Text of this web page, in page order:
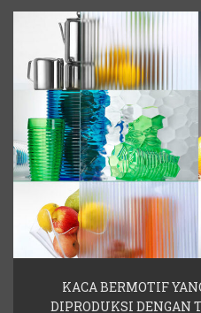
KACA BERMOTIF
DIPRODUKSI DENGAN